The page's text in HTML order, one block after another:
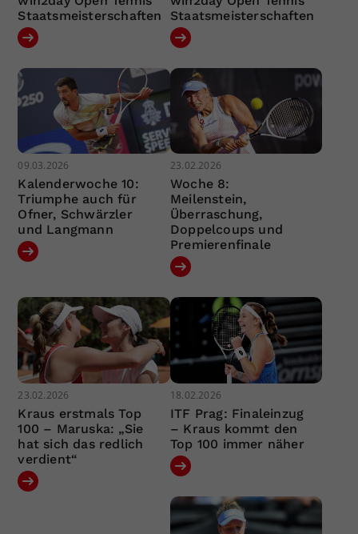
Staatsmeisterschaften
Staatsmeisterschaften
09.03.2026
Kalenderwoche 10:
Triumphe auch für
Ofner, Schwärzler
und Langmann
23.02.2026
Woche 8:
Meilenstein,
Überraschung,
Doppelcoups und
Premierenfinale
23.02.2026
Kraus erstmals Top
100 – Maruska: „Sie
hat sich das redlich
verdient“
18.02.2026
ITF Prag: Finaleinzug
– Kraus kommt den
Top 100 immer näher